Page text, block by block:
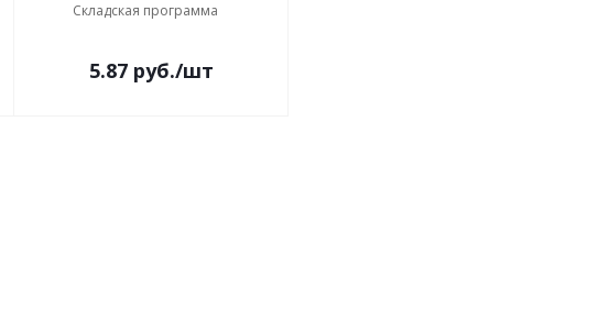
Складская программа
5.87 руб./шт